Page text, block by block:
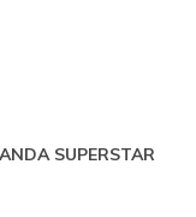
SUPERSTAR